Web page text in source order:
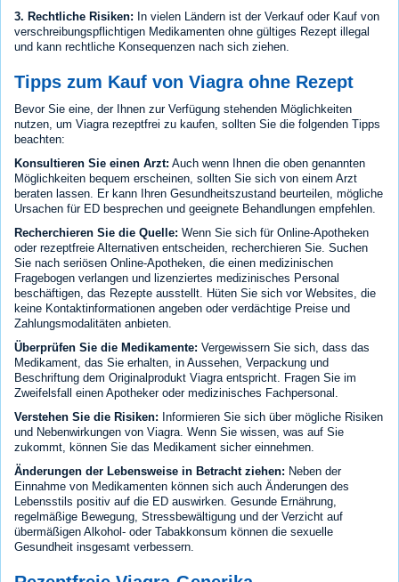
3. Rechtliche Risiken: In vielen Ländern ist der Verkauf oder Kauf von
verschreibungspflichtigen Medikamenten ohne gültiges Rezept illegal
und kann rechtliche Konsequenzen nach sich ziehen.
Tipps zum Kauf von Viagra ohne Rezept
Bevor Sie eine, der Ihnen zur Verfügung stehenden Möglichkeiten
nutzen, um Viagra rezeptfrei zu kaufen, sollten Sie die folgenden Tipps
beachten:
Konsultieren Sie einen Arzt: Auch wenn Ihnen die oben genannten
Möglichkeiten bequem erscheinen, sollten Sie sich von einem Arzt
beraten lassen. Er kann Ihren Gesundheitszustand beurteilen, mögliche
Ursachen für ED besprechen und geeignete Behandlungen empfehlen.
Recherchieren Sie die Quelle: Wenn Sie sich für Online-Apotheken
oder rezeptfreie Alternativen entscheiden, recherchieren Sie. Suchen
Sie nach seriösen Online-Apotheken, die einen medizinischen
Fragebogen verlangen und lizenziertes medizinisches Personal
beschäftigen, das Rezepte ausstellt. Hüten Sie sich vor Websites, die
keine Kontaktinformationen angeben oder verdächtige Preise und
Zahlungsmodalitäten anbieten.
Überprüfen Sie die Medikamente: Vergewissern Sie sich, dass das
Medikament, das Sie erhalten, in Aussehen, Verpackung und
Beschriftung dem Originalprodukt Viagra entspricht. Fragen Sie im
Zweifelsfall einen Apotheker oder medizinisches Fachpersonal.
Verstehen Sie die Risiken: Informieren Sie sich über mögliche Risiken
und Nebenwirkungen von Viagra. Wenn Sie wissen, was auf Sie
zukommt, können Sie das Medikament sicher einnehmen.
Änderungen der Lebensweise in Betracht ziehen: Neben der
Einnahme von Medikamenten können sich auch Änderungen des
Lebensstils positiv auf die ED auswirken. Gesunde Ernährung,
regelmäßige Bewegung, Stressbewältigung und der Verzicht auf
übermäßigen Alkohol- oder Tabakkonsum können die sexuelle
Gesundheit insgesamt verbessern.